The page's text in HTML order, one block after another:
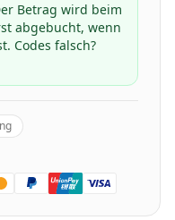
Betrag wird beim
abgebucht, wenn
Codes falsch?